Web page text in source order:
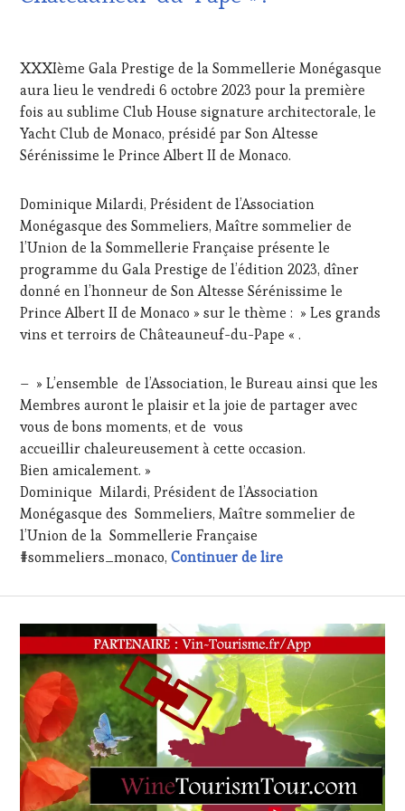
DÉGUSTATIONS,
WINE
TASTING
STREAMING,
MASTERCLASS ,
PRESSE
ÉCRITE,
RADIO,
TV,
WEB,
OENOTOURISME,
PARTENAIRES
VIN
TOURISME,
TERROIR
RESTAURATEUR,
CHEF,
CUISINIER,
ŒNOLOGUE,
SOMMELIER,
SALONS
INTERNATIONAUX
TASTING
MOVIE,
VIGNOBLES,
TASTING
FAME,
WINE
TOURISM
TOUR
WINE
TOURISM
TOUR
MOVIE,
2023
XXXIème Gala Prestige de la Sommellerie Monégasque
aura lieu le vendredi 6 octobre 2023 pour la première
fois au sublime Club House signature architectorale, le
Yacht Club de Monaco, présidé par Son Altesse
Sérénissime le Prince Albert II de Monaco.
Dominique Milardi, Président de l’Association
Monégasque des Sommeliers, Maître sommelier de
l’Union de la Sommellerie Française présente le
programme du Gala Prestige de l’édition 2023, dîner
donné en l’honneur de Son Altesse Sérénissime le
Prince Albert II de Monaco » sur le thème : » Les grands
vins et terroirs de Châteauneuf-du-Pape « .
– » L’ensemble de l’Association, le Bureau ainsi que les
Membres auront le plaisir et la joie de partager avec
vous de bons moments, et de vous
accueillir chaleureusement à cette occasion.
Bien amicalement. »
Dominique Milardi, Président de l’Association
Monégasque des Sommeliers, Maître sommelier de
l’Union de la Sommellerie Française
#sommeliers_monaco,Continuer de lireSave the date :